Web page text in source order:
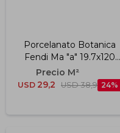
Porcelanato Botanica
Fendi Ma "a" 19.7x120
Cm
USD 29,2 USD 38,9 24